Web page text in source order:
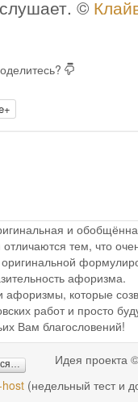
©
и
тем, что
оригинальной
афоризма.
которые
работ и просто
Вам благословений!
Идея проекта ©
(недельный тест и